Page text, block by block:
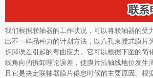
我们根据联轴器的工作状况，可以将联轴器的受
出不一样品种力的计划方法，以八孔束腰式膜片
拆卸误差引起的弯曲应力。它可以根据下图的简
线角向的拆卸理论误差，使膜片沿轴线地位发生
且它是决定联轴器膜片倦怠时候的主要原因。根